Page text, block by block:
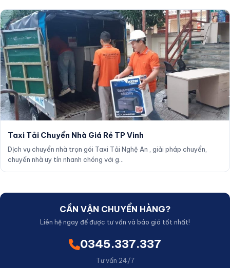
Taxi Tải Chuyển Nhà Giá Rẻ TP Vinh
Dịch vụ chuyển nhà trọn gói Taxi Tải Nghệ An , giải pháp chuyển,
chuyển nhà uy tín nhanh chóng với g…
CẦN VẬN CHUYỂN HÀNG?
Liên hệ ngay để được tư vấn và báo giá tốt nhất!
0345.337.337
Tư vấn 24/7